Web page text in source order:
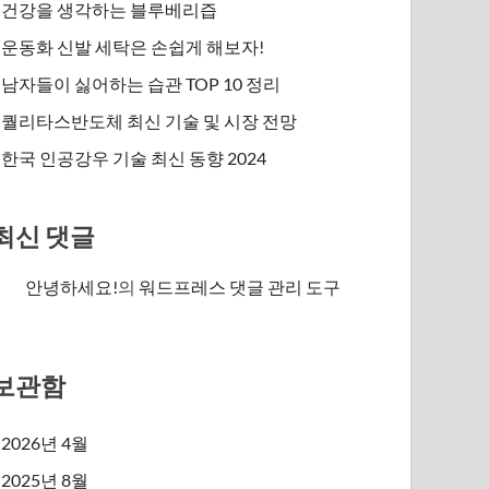
건강을 생각하는 블루베리즙
운동화 신발 세탁은 손쉽게 해보자!
남자들이 싫어하는 습관 TOP 10 정리
퀄리타스반도체 최신 기술 및 시장 전망
한국 인공강우 기술 최신 동향 2024
신 댓글
안녕하세요!의워드프레스 댓글 관리 도구
관함
2026년 4월
2025년 8월